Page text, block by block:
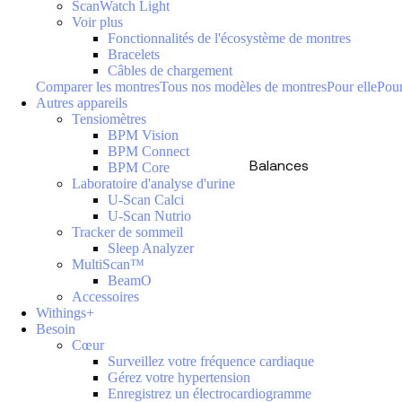
Balances
ScanWatch Light
Voir plus
Fonctionnalités de l'écosystème de montres
Bracelets
Câbles de chargement
Comparer les montresTous nos modèles de montresPour elle
Autres appareils
Tensiomètres
BPM Vision
BPM Connect
BPM Core
Laboratoire d'analyse d'urine
U-Scan Calci
U-Scan Nutrio
Tracker de sommeil
Sleep Analyzer
MultiScan™
BeamO
Accessoires
Withings+
Besoin
Cœur
Surveillez votre fréquence cardiaque
Gérez votre hypertension
Enregistrez un électrocardiogramme